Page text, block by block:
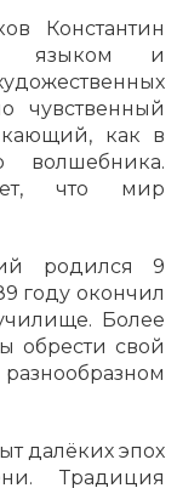
Константин
языком и
чувственный
как в
волшебника.
что мир
родился 9
году окончил
Более
обрести свой
далёких эпох
Традиция